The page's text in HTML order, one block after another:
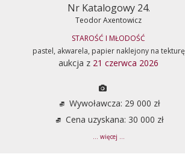
Nr Katalogowy 24.
Teodor Axentowicz
STAROŚĆ I MŁODOŚĆ
pastel, akwarela, papier naklejony na tekturę
aukcja z 21 czerwca 2026
Wywoławcza: 29 000 zł
Cena uzyskana: 30 000 zł
... więcej ...